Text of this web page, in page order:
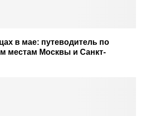
в мае: путеводитель по
местам Москвы и Санкт-